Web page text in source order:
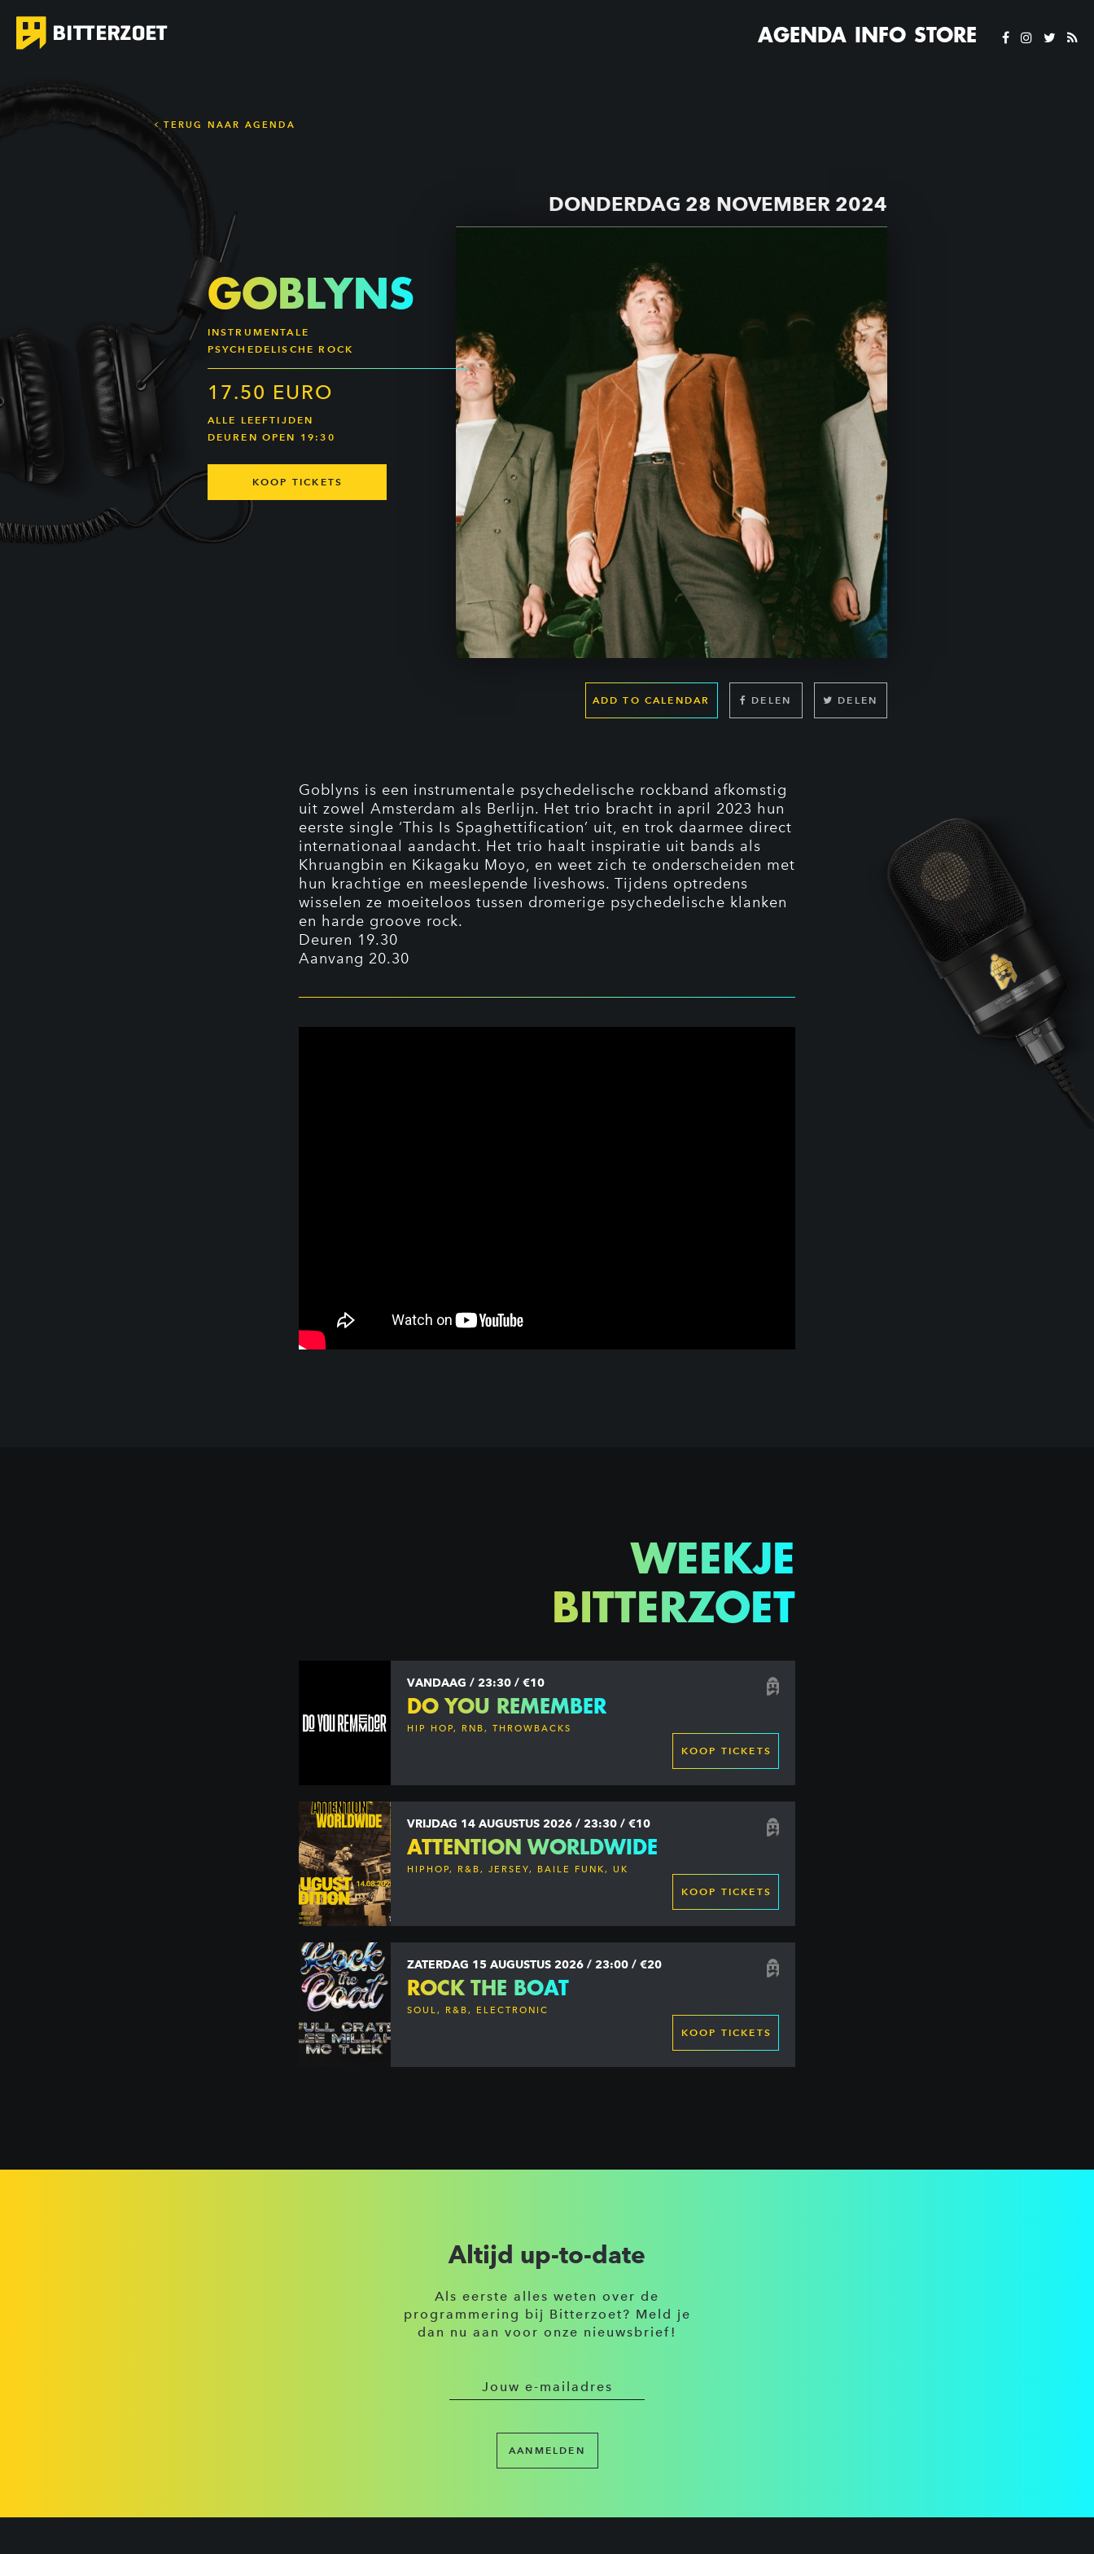
AGENDA INFO STORE
TERUG NAAR AGENDA
DONDERDAG 28 NOVEMBER 2024
ADD TO CALENDAR DELEN DELEN
GOBLYNS
INSTRUMENTALE
PSYCHEDELISCHE ROCK
17.50 EURO
ALLE LEEFTIJDEN
DEUREN OPEN 19:30
KOOP TICKETS
Goblyns is een instrumentale psychedelische rockband afkomstig
uit zowel Amsterdam als Berlijn. Het trio bracht in april 2023 hun
eerste single ‘This Is Spaghettification’ uit, en trok daarmee direct
internationaal aandacht. Het trio haalt inspiratie uit bands als
Khruangbin en Kikagaku Moyo, en weet zich te onderscheiden met
hun krachtige en meeslepende liveshows. Tijdens optredens
wisselen ze moeiteloos tussen dromerige psychedelische klanken
en harde groove rock.
Deuren 19.30
Aanvang 20.30
WEEKJE
BITTERZOET
VANDAAG / 23:30 / €10
DO YOU REMEMBER
HIP HOP, RNB, THROWBACKS
KOOP TICKETS
VRIJDAG 14 AUGUSTUS 2026 / 23:30 / €10
ATTENTION WORLDWIDE
HIPHOP, R&B, JERSEY, BAILE FUNK, UK
KOOP TICKETS
ZATERDAG 15 AUGUSTUS 2026 / 23:00 / €20
ROCK THE BOAT
SOUL, R&B, ELECTRONIC
KOOP TICKETS
Altijd up-to-date
Als eerste alles weten over de
programmering bij Bitterzoet? Meld je
dan nu aan voor onze nieuwsbrief!
AANMELDEN